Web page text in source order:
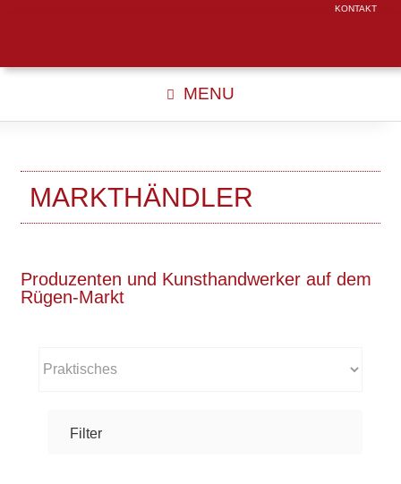
KONTAKT
MENU
MARKTHÄNDLER
Produzenten und Kunsthandwerker auf dem
Rügen-Markt
Filter